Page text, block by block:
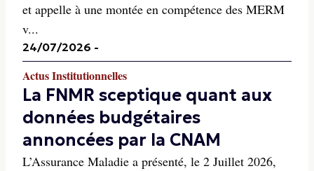
et appelle à une montée en compétence des MERM
v...
24/07/2026 -
Actus Institutionnelles
La FNMR sceptique quant aux
données budgétaires
annoncées par la CNAM
L’Assurance Maladie a présenté, le 2 Juillet 2026,